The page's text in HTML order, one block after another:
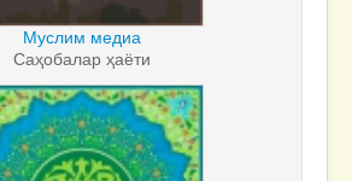
Муслим медиа
Саҳобалар ҳаёти